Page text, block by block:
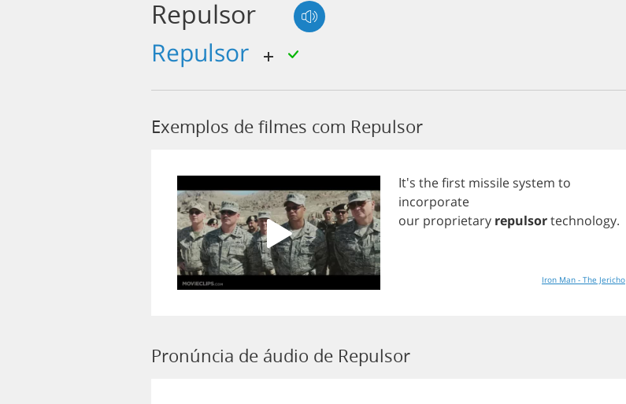
Repulsor
repulsor
Exemplos de filmes com Repulsor
It's thefirst missile system to
incorporate
our proprietary repulsortechnology.
Iron Man - The Jericho
Pronúncia de áudio de Repulsor